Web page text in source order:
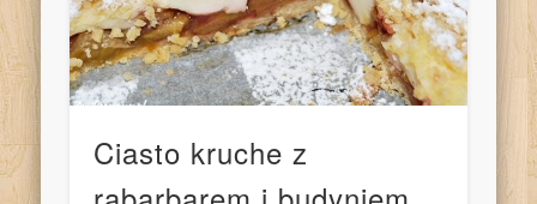
Ciasto kruche z